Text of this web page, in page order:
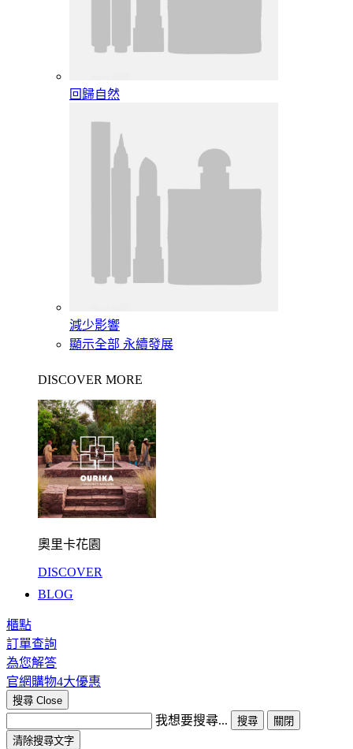
回歸自然
減少影響
顯示全部 永續發展
DISCOVER MORE
奧里卡花園
DISCOVER
BLOG
櫃點
訂單查詢
為您解答
官網購物4大優惠
搜尋 Close
我想要搜尋... 搜尋
關閉
清除搜尋文字